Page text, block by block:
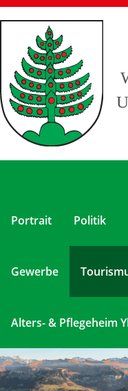
Portrait Politik
Gewerbe
Alters- & Pflegeheim